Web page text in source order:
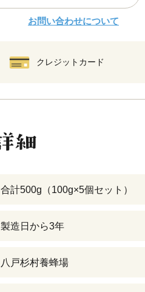
お問い合わせについて
クレジットカード
合計500g（100g×5個セット）
製造日から3年
八戸杉村養蜂場